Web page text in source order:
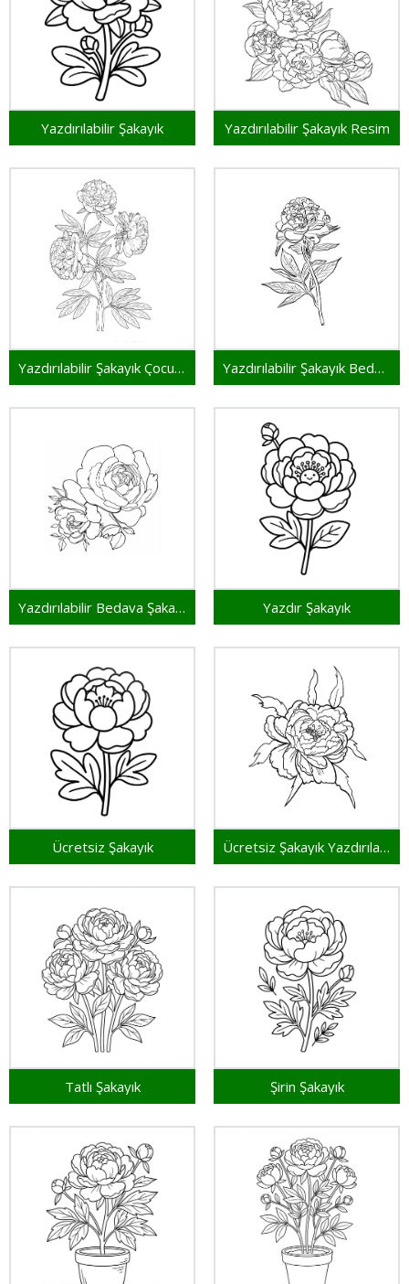
Yazdırılabilir Şakayık Yazdırılabilir Şakayık Resim
Yazdırılabilir Şakayık Çocuklar İçin Yazdırılabilir Şakayık Bedava
Yazdırılabilir Bedava Şakayık Yazdır Şakayık
Ücretsiz Şakayık Ücretsiz Şakayık Yazdırılabilir
Tatlı Şakayık Şirin Şakayık